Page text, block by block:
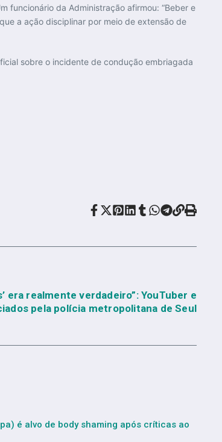
funcionário da Administração afirmou: “Beber e
a ação disciplinar por meio de extensão de
sobre o incidente de condução embriagada
era realmente verdadeiro”: YouTuber e
pela polícia metropolitana de Seul
é alvo de body shaming após críticas ao